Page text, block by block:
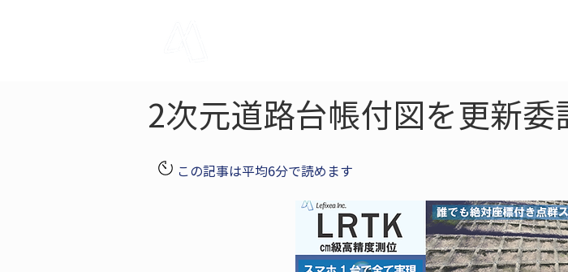
2次元道路台帳付図を更新
この記事は平均6分で読めます